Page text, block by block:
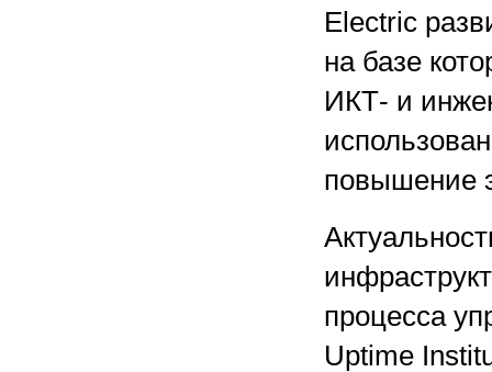
Electric
на базе
ИКТ- и
повышение
процесса
Uptime